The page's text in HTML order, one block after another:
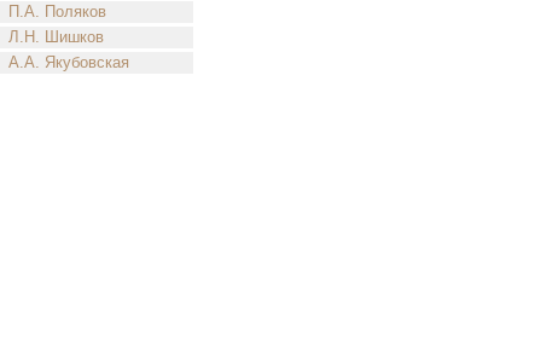
П.А. Поляков
Л.Н. Шишков
А.А. Якубовская